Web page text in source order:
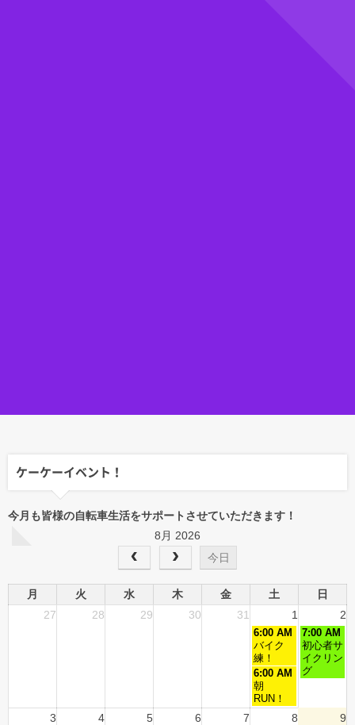
ケーケーイベント！
今月も皆様の自転車生活をサポートさせていただきます！
8月 2026
今日
月 火 水 木 金 土
日
27
28 29 30 31 1 2
6:00 AM
バイク
練！
7:00 AM
初心者サ
イクリン
グ
6:00 AM
朝
RUN！
3 4 5 6 7 8 9